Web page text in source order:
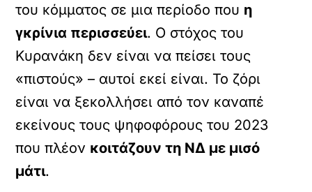
του κόμματος σε μια περίοδο που η
γκρίνια περισσεύει. Ο στόχος του
Κυρανάκη δεν είναι να πείσει τους
«πιστούς» – αυτοί εκεί είναι. Το ζόρι
είναι να ξεκολλήσει από τον καναπέ
εκείνους τους ψηφοφόρους του 2023
που πλέον κοιτάζουν τη ΝΔ με μισό
μάτι.